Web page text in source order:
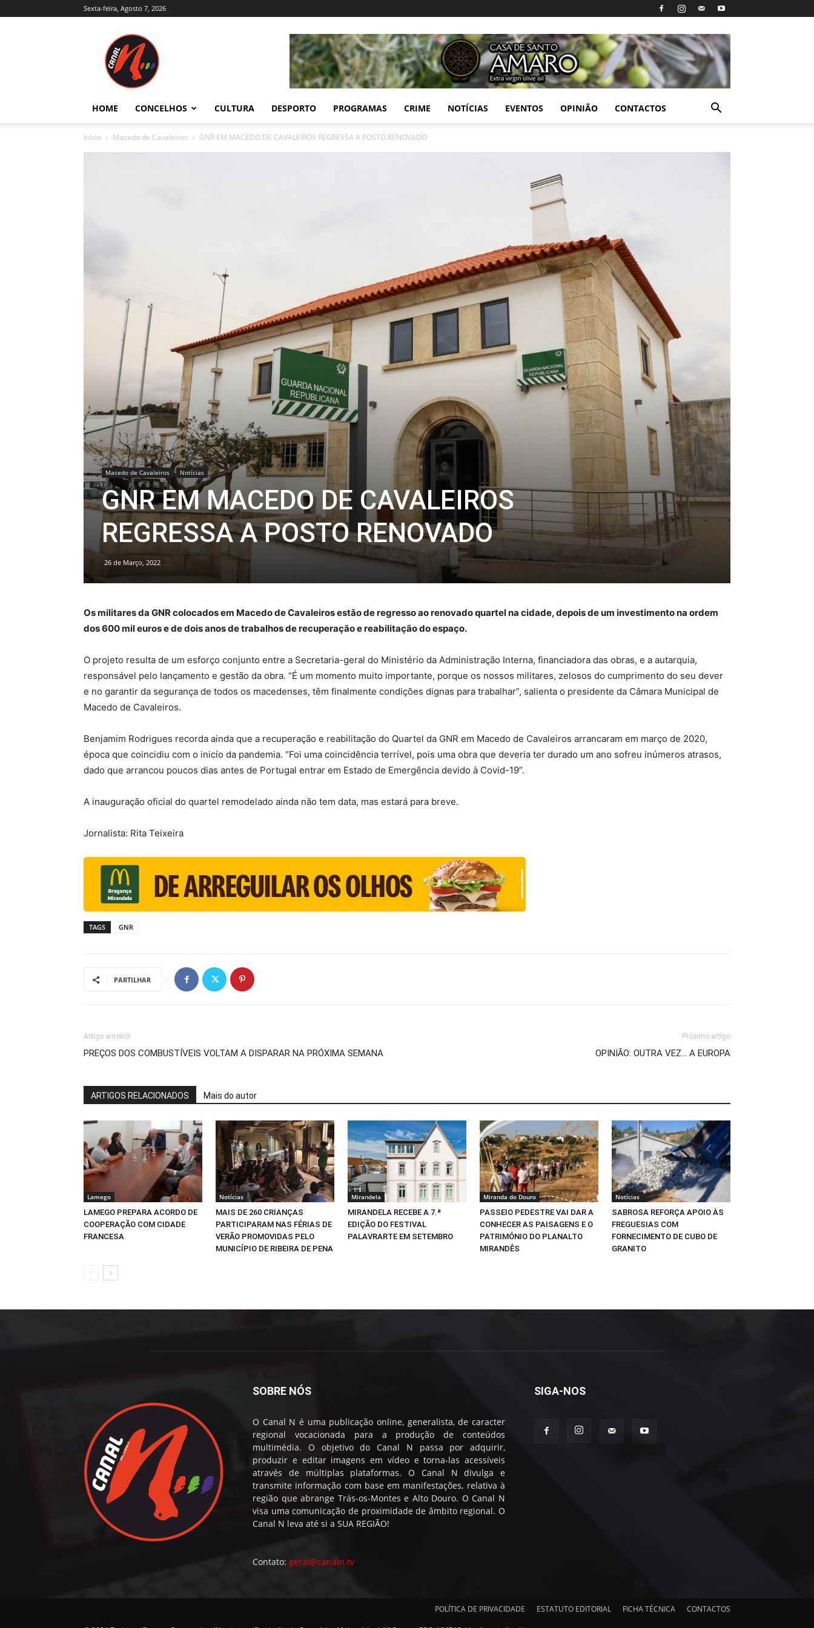
Sexta-feira, Agosto 7, 2026
Trás-
e
Alto
HOME CONCELHOS CULTURA DESPORTO PROGRAMAS CRIME NOTÍCIAS EVENTOS OPINIÃO CONTACTOS
Início Macedo de Cavaleiros GNR EM MACEDO DE CAVALEIROS REGRESSA A POSTO RENOVADO
Macedo de Cavaleiros Notícias
GNR EM MACEDO DE CAVALEIROS
REGRESSA A POSTO RENOVADO
26 de Março, 2022
Os militares da GNR colocados em Macedo de Cavaleiros estão de regresso ao renovado quartel na cidade, depois de um investimento na ordem
dos 600 mil euros e de dois anos de trabalhos de recuperação e reabilitação do espaço.
O projeto resulta de um esforço conjunto entre a Secretaria-geral do Ministério da Administração Interna, financiadora das obras, e a autarquia,
responsável pelo lançamento e gestão da obra. “É um momento muito importante, porque os nossos militares, zelosos do cumprimento do seu dever
e no garantir da segurança de todos os macedenses, têm finalmente condições dignas para trabalhar”, salienta o presidente da Câmara Municipal de
Macedo de Cavaleiros.
Benjamim Rodrigues recorda ainda que a recuperação e reabilitação do Quartel da GNR em Macedo de Cavaleiros arrancaram em março de 2020,
época que coincidiu com o inicío da pandemia. “Foi uma coincidência terrível, pois uma obra que deveria ter durado um ano sofreu inúmeros atrasos,
dado que arrancou poucos dias antes de Portugal entrar em Estado de Emergência devido à Covid-19”.
A inauguração oficial do quartel remodelado ainda não tem data, mas estará para breve.
Jornalista: Rita Teixeira
TAGS GNR
PARTILHAR
Artigo anterior
PREÇOS DOS COMBUSTÍVEIS VOLTAM A DISPARAR NA PRÓXIMA SEMANA
Próximo artigo
OPINIÃO: OUTRA VEZ… A EUROPA
ARTIGOS RELACIONADOS Mais do autor
Lamego
LAMEGO PREPARA ACORDO DE
COOPERAÇÃO COM CIDADE
FRANCESA
Notícias
MAIS DE 260 CRIANÇAS
PARTICIPARAM NAS FÉRIAS DE
VERÃO PROMOVIDAS PELO
MUNICÍPIO DE RIBEIRA DE PENA
Mirandela
MIRANDELA RECEBE A 7.ª
EDIÇÃO DO FESTIVAL
PALAVRARTE EM SETEMBRO
Miranda do Douro
PASSEIO PEDESTRE VAI DAR A
CONHECER AS PAISAGENS E O
PATRIMÓNIO DO PLANALTO
MIRANDÊS
Notícias
SABROSA REFORÇA APOIO ÀS
FREGUESIAS COM
FORNECIMENTO DE CUBO DE
GRANITO
SOBRE NÓS
O Canal N é uma publicação online, generalista, de caracter
regional vocacionada para a produção de conteúdos
multimédia. O objetivo do Canal N passa por adquirir,
produzir e editar imagens em vídeo e torna-las acessíveis
através de múltiplas plataformas. O Canal N divulga e
transmite informação com base em manifestações, relativa à
região que abrange Trás-os-Montes e Alto Douro. O Canal N
visa uma comunicação de proximidade de âmbito regional. O
Canal N leva até si a SUA REGIÃO!
Contato: geral@canaln.tv
SIGA-NOS
POLÍTICA DE PRIVACIDADE ESTATUTO EDITORIAL FICHA TÉCNICA CONTACTOS